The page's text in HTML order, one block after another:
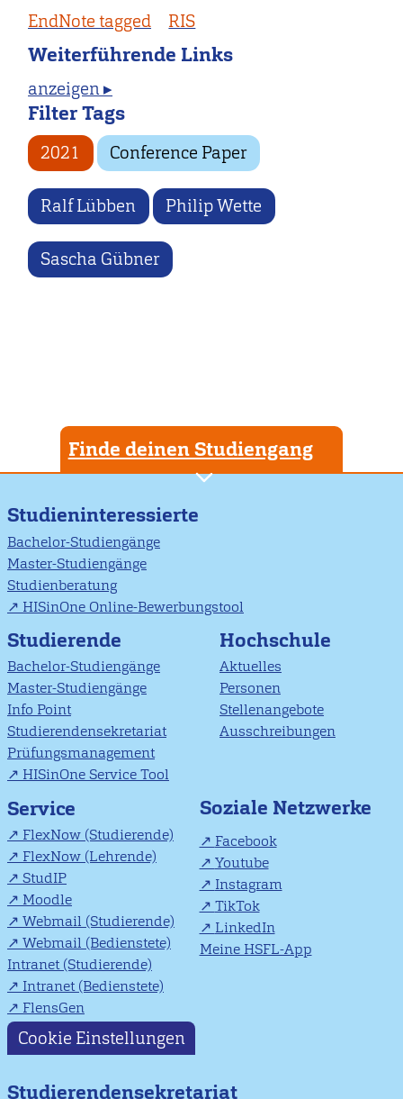
EndNote tagged
RIS
Weiterführende Links
anzeigen ▸
Filter Tags
2021 Conference Paper
Ralf Lübben Philip Wette
Sascha Gübner
Finde deinen Studiengang
Studieninteressierte
Bachelor-Studiengänge
Master-Studiengänge
Studienberatung
HISinOne Online-Bewerbungstool
Studierende
Bachelor-Studiengänge
Master-Studiengänge
Info Point
Studierendensekretariat
Prüfungsmanagement
HISinOne Service Tool
Hochschule
Aktuelles
Personen
Stellenangebote
Ausschreibungen
Service
FlexNow (Studierende)
FlexNow (Lehrende)
StudIP
Moodle
Webmail (Studierende)
Webmail (Bedienstete)
Intranet (Studierende)
Intranet (Bedienstete)
FlensGen
Soziale Netzwerke
Facebook
Youtube
Instagram
TikTok
LinkedIn
Meine HSFL-App
Cookie Einstellungen
Studierendensekretariat